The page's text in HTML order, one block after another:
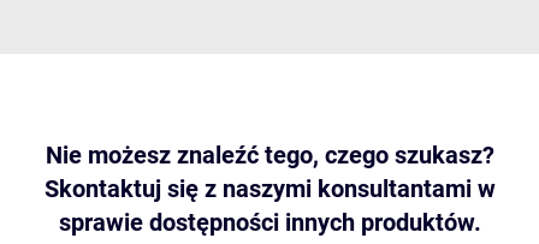
Nie możesz znaleźć tego, czego szukasz?
Skontaktuj się z naszymi konsultantami w
sprawie dostępności innych produktów.